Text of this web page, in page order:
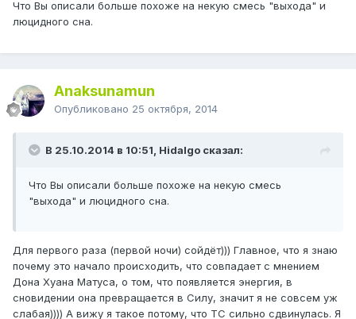
Что Вы описали больше похоже на некую смесь "выхода" и
люцидного сна.
Anaksunamun
Опубликовано 25 октября, 2014
В 25.10.2014 в 10:51, Hidalgo сказал:
Что Вы описали больше похоже на некую смесь
"выхода" и люцидного сна.
Для первого раза (первой ночи) сойдёт))) Главное, что я знаю
почему это начало происходить, что совпадает с мнением
Дона Хуана Матуса, о том, что появляется энергия, в
сновидении она превращается в Силу, значит я не совсем уж
слабая)))) А вижу я такое потому, что ТС сильно сдвинулась. Я